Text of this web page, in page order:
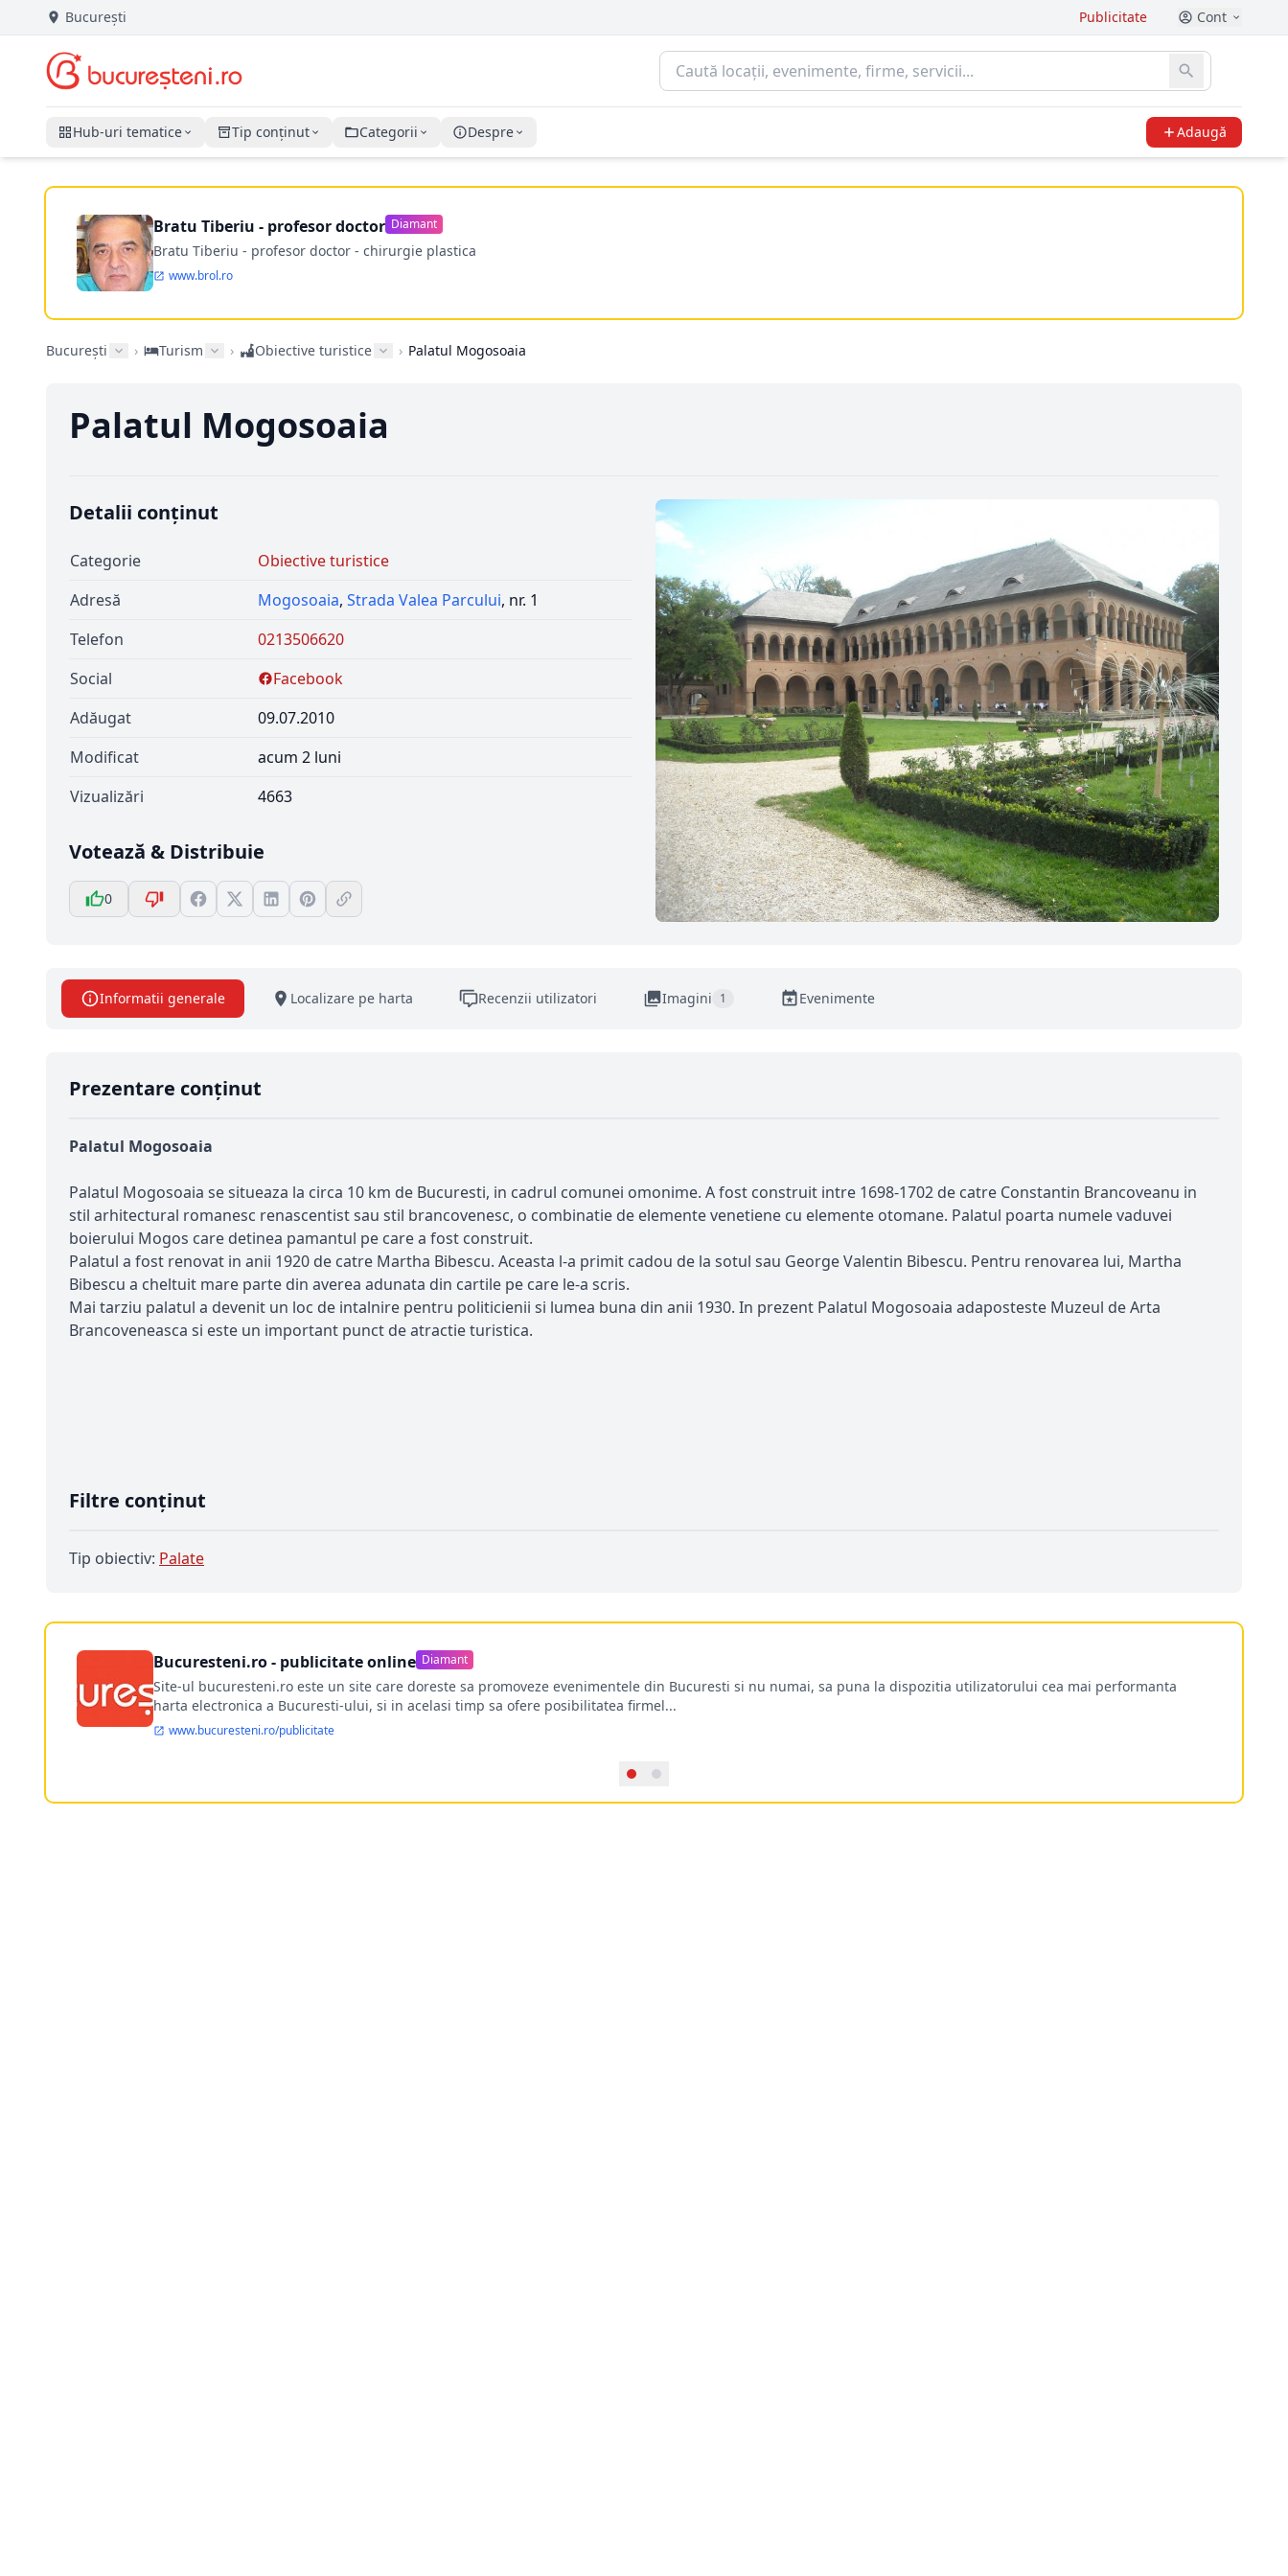
București Publicitate Cont
Hub-uri tematice Tip conținut Categorii Despre Adaugă
Bratu Tiberiu - profesor doctor Diamant
Bratu Tiberiu - profesor doctor - chirurgie plastica
www.brol.ro
București › Turism › Obiective turistice › Palatul Mogosoaia
Palatul Mogosoaia
Detalii conținut
Categorie
Obiective turistice
Adresă
Mogosoaia, Strada Valea Parcului, nr. 1
Telefon
0213506620
Social
Facebook
Adăugat
09.07.2010
Modificat
acum 2 luni
Vizualizări
4663
Votează & Distribuie
0
Informatii generale Localizare pe harta Recenzii utilizatori Imagini 1 Evenimente
Prezentare conținut
Palatul Mogosoaia
Palatul Mogosoaia se situeaza la circa 10 km de Bucuresti, in cadrul comunei omonime. A fost construit intre 1698-1702 de catre Constantin Brancoveanu in
stil arhitectural romanesc renascentist sau stil brancovenesc, o combinatie de elemente venetiene cu elemente otomane. Palatul poarta numele vaduvei
boierului Mogos care detinea pamantul pe care a fost construit.
Palatul a fost renovat in anii 1920 de catre Martha Bibescu. Aceasta l-a primit cadou de la sotul sau George Valentin Bibescu. Pentru renovarea lui, Martha
Bibescu a cheltuit mare parte din averea adunata din cartile pe care le-a scris.
Mai tarziu palatul a devenit un loc de intalnire pentru politicienii si lumea buna din anii 1930. In prezent Palatul Mogosoaia adaposteste Muzeul de Arta
Brancoveneasca si este un important punct de atractie turistica.
Filtre conținut
Tip obiectiv: Palate
Bucuresteni.ro - publicitate online Diamant
Site-ul bucuresteni.ro este un site care doreste sa promoveze evenimentele din Bucuresti si nu numai, sa puna la dispozitia utilizatorului cea mai performanta
harta electronica a Bucuresti-ului, si in acelasi timp sa ofere posibilitatea firmel...
www.bucuresteni.ro/publicitate